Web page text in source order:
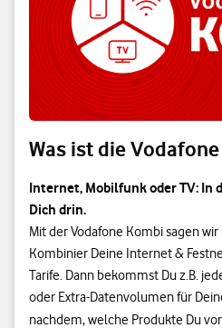
Was ist die
Internet, Mobilfunk oder TV: In
Dich drin.
Mit der Vodafone Kombi sagen
Kombinier Deine Internet &
Tarife. Dann bekommst Du z.B.
oder Extra-Datenvolumen für
nachdem, welche Produkte Du